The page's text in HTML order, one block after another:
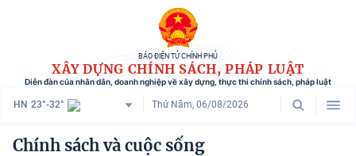
BÁO ĐIỆN TỬ CHÍNH PHỦ
XÂY DỰNG CHÍNH SÁCH, PHÁP LUẬT
Diễn đàn của nhân dân, doanh nghiệp về xây dựng, thực thi chính sách, pháp luật
HN 23°-32° Thứ Năm, 06/08/2026
Danh mục
Chính sách và cuộc sống